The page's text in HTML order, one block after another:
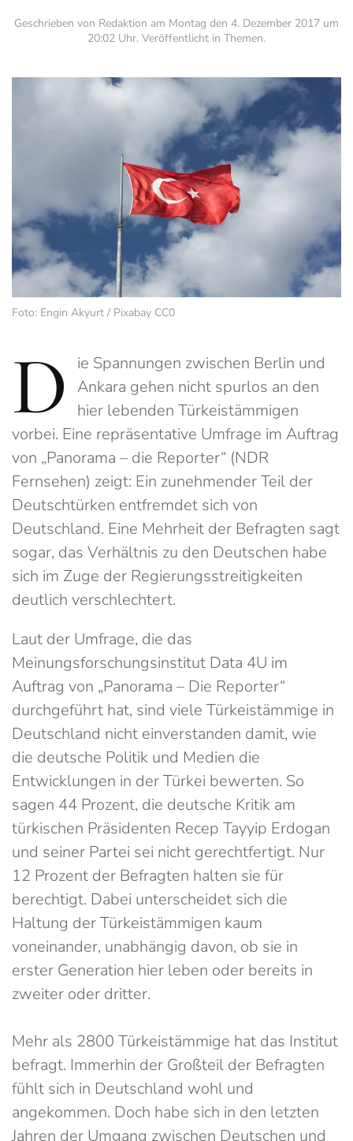
Geschrieben von Redaktion am Montag den 4. Dezember 2017 um
20:02 Uhr. Veröffentlicht in Themen.
Foto: Engin Akyurt / Pixabay CC0
D
ie Spannungen zwischen Berlin und
Ankara gehen nicht spurlos an den
hier lebenden Türkeistämmigen
vorbei. Eine repräsentative Umfrage im Auftrag
von „Panorama – die Reporter“ (NDR
Fernsehen) zeigt: Ein zunehmender Teil der
Deutschtürken entfremdet sich von
Deutschland. Eine Mehrheit der Befragten sagt
sogar, das Verhältnis zu den Deutschen habe
sich im Zuge der Regierungsstreitigkeiten
deutlich verschlechtert.
Laut der Umfrage, die das
Meinungsforschungsinstitut Data 4U im
Auftrag von „Panorama – Die Reporter“
durchgeführt hat, sind viele Türkeistämmige in
Deutschland nicht einverstanden damit, wie
die deutsche Politik und Medien die
Entwicklungen in der Türkei bewerten. So
sagen 44 Prozent, die deutsche Kritik am
türkischen Präsidenten Recep Tayyip Erdogan
und seiner Partei sei nicht gerechtfertigt. Nur
12 Prozent der Befragten halten sie für
berechtigt. Dabei unterscheidet sich die
Haltung der Türkeistämmigen kaum
voneinander, unabhängig davon, ob sie in
erster Generation hier leben oder bereits in
zweiter oder dritter.
Mehr als 2800 Türkeistämmige hat das Institut
befragt. Immerhin der Großteil der Befragten
fühlt sich in Deutschland wohl und
angekommen. Doch habe sich in den letzten
Jahren der Umgang zwischen Deutschen und